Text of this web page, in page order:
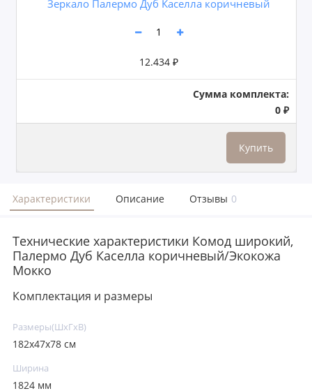
Зеркало Палермо Дуб Каселла коричневый
12.434 ₽
Сумма комплекта:
0 ₽
Купить
Характеристики Описание Отзывы 0
Технические характеристики Комод широкий,
Палермо Дуб Каселла коричневый/Экокожа
Мокко
Комплектация и размеры
Размеры(ШxГxВ)
182х47х78 см
Ширина
1824 мм